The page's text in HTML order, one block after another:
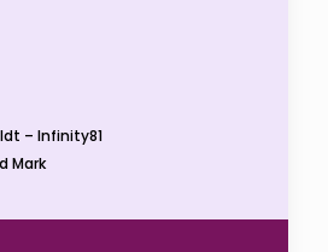
– Infinity81
Mark